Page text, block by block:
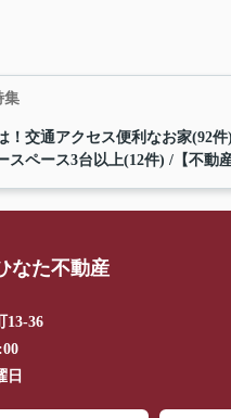
集
！交通アクセス便利なお家(92件)
スペース3台以上(12件)
【不動
なた不動産
13-36
日